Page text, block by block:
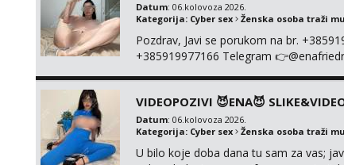
Datum: 06.kolovoza 2026.
Kategorija: Cyber sex Ženska osoba traži
Pozdrav, Javi se porukom na br.
+385919977166 Telegram
NIŠTA UŽI...
VIDEOPOZIVI 😈ENA😈
Datum: 06.kolovoza 2026.
Kategorija: Cyber sex Ženska osoba traži
U bilo koje doba dana tu sam za vas;